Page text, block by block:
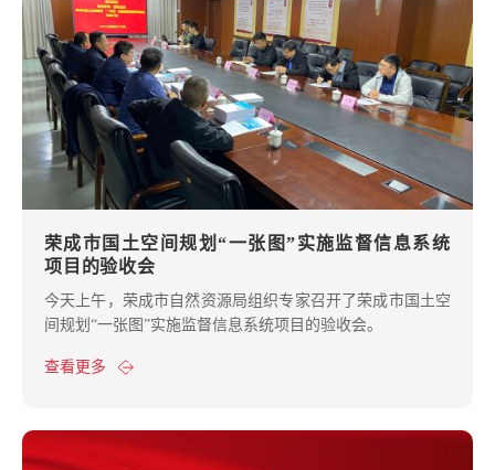
荣成市国土空间规划“一张图”实施监督信息系统
项目的验收会
今天上午，荣成市自然资源局组织专家召开了荣成市国土空
间规划“一张图”实施监督信息系统项目的验收会。
查看更多